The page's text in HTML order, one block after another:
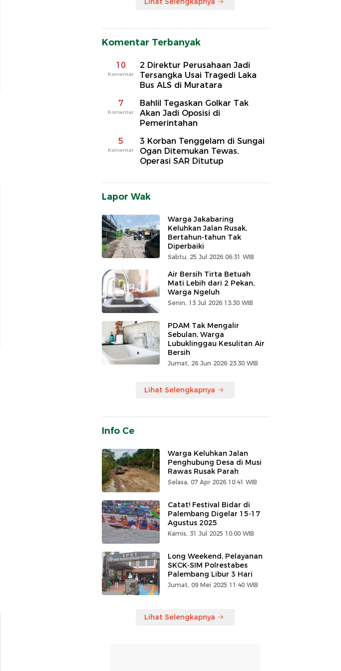
Komentar Terbanyak
10
Komentar
2 Direktur Perusahaan Jadi
Tersangka Usai Tragedi Laka
Bus ALS di Muratara
7
Komentar
Bahlil Tegaskan Golkar Tak
Akan Jadi Oposisi di
Pemerintahan
5
Komentar
3 Korban Tenggelam di Sungai
Ogan Ditemukan Tewas,
Operasi SAR Ditutup
Lapor Wak
Warga Jakabaring
Keluhkan Jalan Rusak,
Bertahun-tahun Tak
Diperbaiki
Sabtu, 25 Jul 2026 06:31 WIB
Air Bersih Tirta Betuah
Mati Lebih dari 2 Pekan,
Warga Ngeluh
Senin, 13 Jul 2026 13:30 WIB
PDAM Tak Mengalir
Sebulan, Warga
Lubuklinggau Kesulitan Air
Bersih
Jumat, 26 Jun 2026 23:30 WIB
Lihat Selengkapnya
Info Ce
Warga Keluhkan Jalan
Penghubung Desa di Musi
Rawas Rusak Parah
Selasa, 07 Apr 2026 10:41 WIB
Catat! Festival Bidar di
Palembang Digelar 15-17
Agustus 2025
Kamis, 31 Jul 2025 10:00 WIB
Long Weekend, Pelayanan
SKCK-SIM Polrestabes
Palembang Libur 3 Hari
Jumat, 09 Mei 2025 11:40 WIB
Lihat Selengkapnya